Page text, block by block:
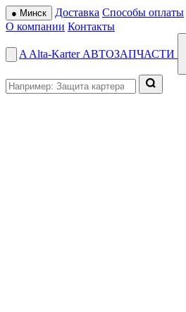
● Минск Доставка Способы оплаты
О компании Контакты
A Alta-Karter АВТОЗАПЧАСТИ